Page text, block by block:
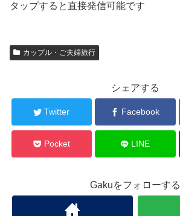
タップすると直接発信可能です
カップル・ご夫婦旅行
シェアする
Twitter Facebook
Pocket LINE
Gakuをフォローする